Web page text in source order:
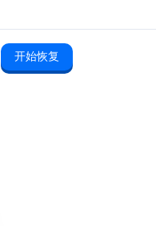
开始恢复